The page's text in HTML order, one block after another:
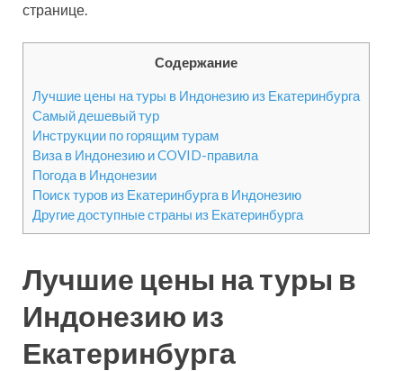
странице.
Содержание
Лучшие цены на туры в Индонезию из Екатеринбурга
Самый дешевый тур
Инструкции по горящим турам
Виза в Индонезию и COVID-правила
Погода в Индонезии
Поиск туров из Екатеринбурга в Индонезию
Другие доступные страны из Екатеринбурга
Лучшие цены на туры в
Индонезию из
Екатеринбурга